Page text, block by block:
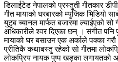
डिलाईटेड नेपालको प्रस्तुती गीतकार
गीत मायाको घरबारको म्युजिक भिडियो
युटुब च्यानल मार्फत बजारमा ल्याईएको सो
अधिकारीले श्वर दिएका छन् । संगीत पनि
मायाको घर बसाउन एक अर्काले पक्का गरौ
प्रीतिकै कथाबस्तु रहेको सो गीतमा
लोकप्रिय नायक पुष्प खड्का लगायतको